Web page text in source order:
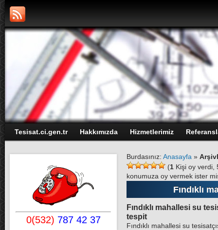
Tesisat.ci.gen.tr Hakkımızda Hizmetlerimiz
0(532) 787 42 37
Burdasınız: Anasayfa »
(1 Kişi oy
konumuza oy vermek ister
Fındıklı
Fındıklı mahallesi su
tespit
Fındıklı mahallesi su